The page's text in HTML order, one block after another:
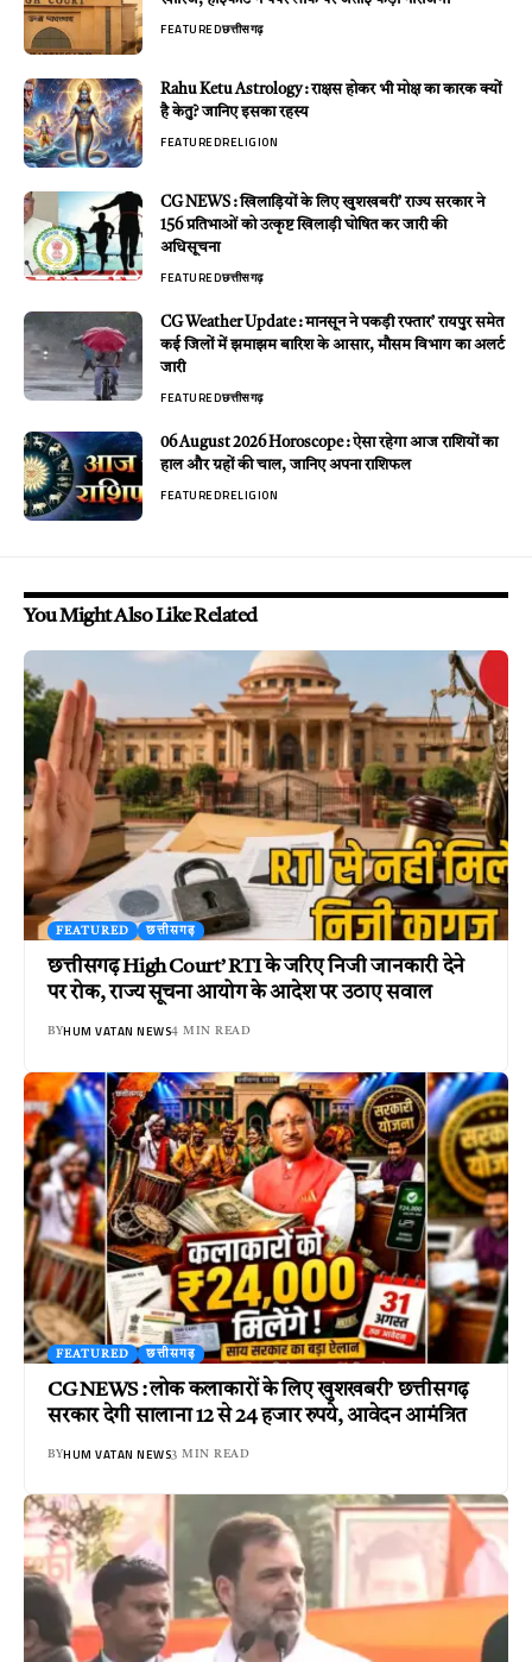
FEATUREDछत्तीसगढ़
Rahu Ketu Astrology : राक्षस होकर भी मोक्ष का कारक क्यों
है केतु? जानिए इसका रहस्य
FEATUREDRELIGION
CG NEWS : खिलाड़ियों के लिए खुशखबरी’ राज्य सरकार ने
156 प्रतिभाओं को उत्कृष्ट खिलाड़ी घोषित कर जारी की
अधिसूचना
FEATUREDछत्तीसगढ़
CG Weather Update : मानसून ने पकड़ी रफ्तार’ रायपुर समेत
कई जिलों में झमाझम बारिश के आसार, मौसम विभाग का अलर्ट
जारी
FEATUREDछत्तीसगढ़
06 August 2026 Horoscope : ऐसा रहेगा आज राशियों का
हाल और ग्रहों की चाल, जानिए अपना राशिफल
FEATUREDRELIGION
You Might Also Like Related
FEATURED छत्तीसगढ़
छत्तीसगढ़ High Court’ RTI के जरिए निजी जानकारी देने
पर रोक, राज्य सूचना आयोग के आदेश पर उठाए सवाल
BYHUM VATAN NEWS4 MIN READ
FEATURED छत्तीसगढ़
CG NEWS : लोक कलाकारों के लिए खुशखबरी’ छत्तीसगढ़
सरकार देगी सालाना 12 से 24 हजार रुपये, आवेदन आमंत्रित
BYHUM VATAN NEWS3 MIN READ